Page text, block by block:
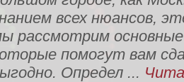
всех нюансов,
рассмотрим
помогут вам
Определ ...